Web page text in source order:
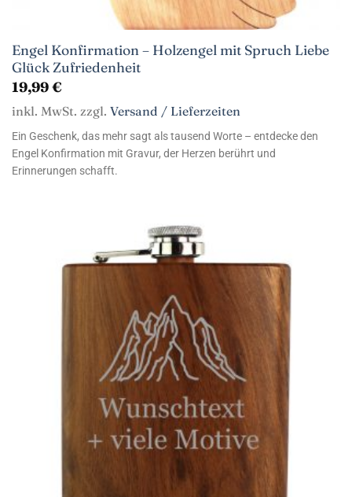
Engel Konfirmation – Holzengel mit Spruch Liebe
Glück Zufriedenheit
19,99€
inkl. MwSt. zzgl. Versand / Lieferzeiten
Ein Geschenk, das mehr sagt als tausend Worte – entdecke den
Engel Konfirmation mit Gravur, der Herzen berührt und
Erinnerungen schafft.